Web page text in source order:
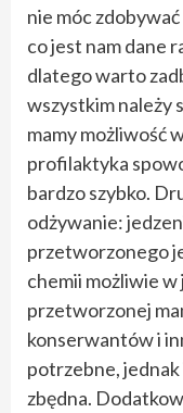
nie móc
co jest nam dane
dlatego warto
wszystkim należy
mamy możliwość
profilaktyka
bardzo szybko.
odżywanie:
przetworzonego
chemii możliwie w
przetworzonej
konserwantów i
potrzebne,
zbędna.